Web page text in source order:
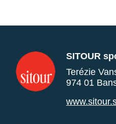
SITOUR
Terézie
974 01